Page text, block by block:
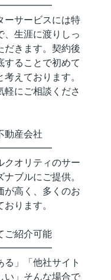
ーサービスには特
、生涯に渡りしっ
だきます。契約後
することで初めて
えております。
軽にご相談くださ
動産会社
クオリティのサー
ブルにご提供。
が高く、多くのお
ります。
ご紹介可能
る」「他社サイト
い」そんな場合で